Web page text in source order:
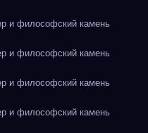
и философский камень
и философский камень
и философский камень
и философский камень